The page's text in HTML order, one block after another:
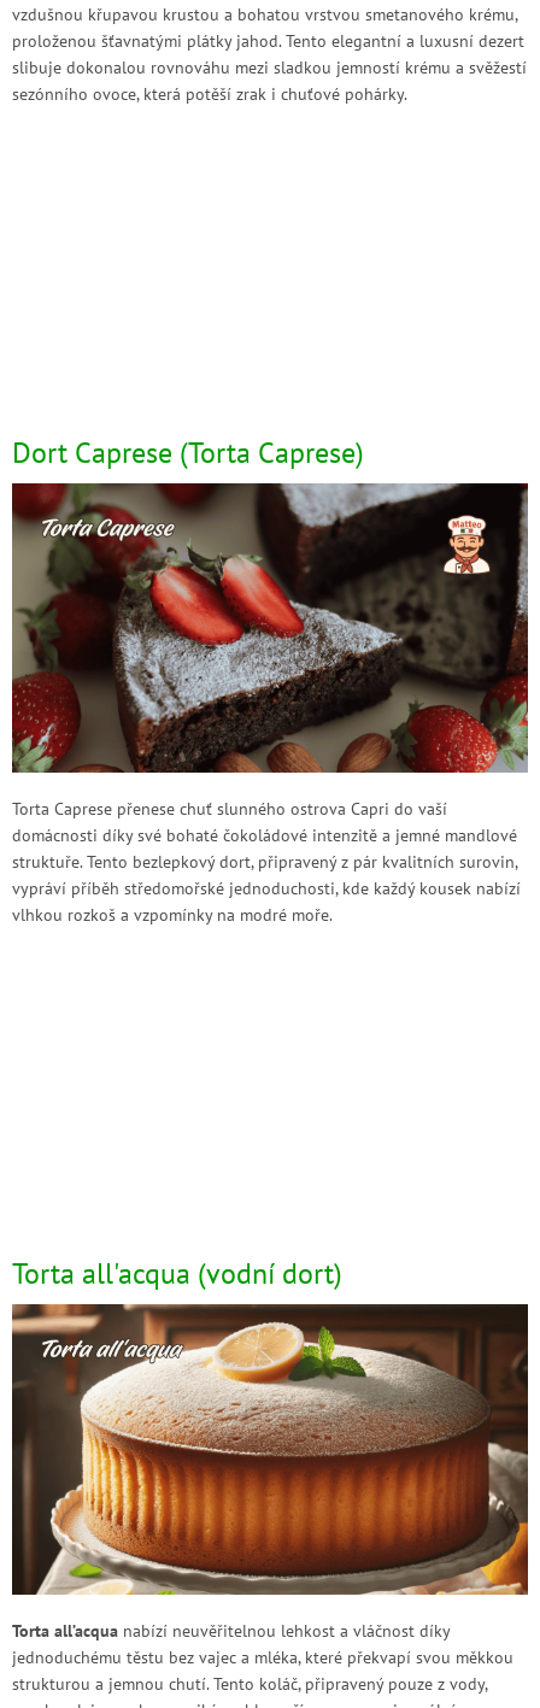
vzdušnou křupavou krustou a bohatou vrstvou smetanového krému,
proloženou šťavnatými plátky jahod. Tento elegantní a luxusní dezert
slibuje dokonalou rovnováhu mezi sladkou jemností krému a svěžestí
sezónního ovoce, která potěší zrak i chuťové pohárky.
Dort Caprese (Torta Caprese)
Torta Caprese přenese chuť slunného ostrova Capri do vaší
domácnosti díky své bohaté čokoládové intenzitě a jemné mandlové
struktuře. Tento bezlepkový dort, připravený z pár kvalitních surovin,
vypráví příběh středomořské jednoduchosti, kde každý kousek nabízí
vlhkou rozkoš a vzpomínky na modré moře.
Torta all'acqua (vodní dort)
Torta all’acqua nabízí neuvěřitelnou lehkost a vláčnost díky
jednoduchému těstu bez vajec a mléka, které překvapí svou měkkou
strukturou a jemnou chutí. Tento koláč, připravený pouze z vody,